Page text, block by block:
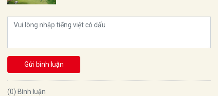
Gửi bình luận
(0) Bình luận